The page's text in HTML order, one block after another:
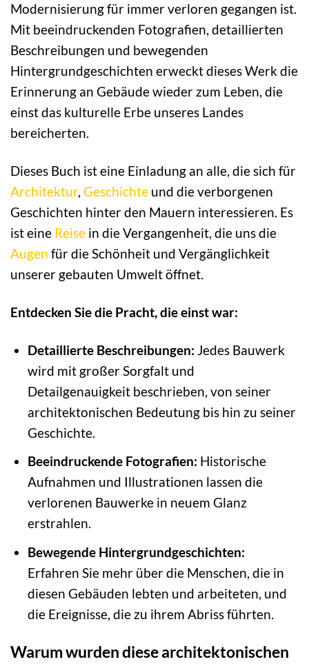
Modernisierung für immer verloren gegangen ist.
Mit beeindruckenden Fotografien, detaillierten
Beschreibungen und bewegenden
Hintergrundgeschichten erweckt dieses Werk die
Erinnerung an Gebäude wieder zum Leben, die
einst das kulturelle Erbe unseres Landes
bereicherten.
Dieses Buch ist eine Einladung an alle, die sich für
Architektur, Geschichte und die verborgenen
Geschichten hinter den Mauern interessieren. Es
ist eine Reise in die Vergangenheit, die uns die
Augen für die Schönheit und Vergänglichkeit
unserer gebauten Umwelt öffnet.
Entdecken Sie die Pracht, die einst war:
Detaillierte Beschreibungen: Jedes Bauwerk
wird mit großer Sorgfalt und
Detailgenauigkeit beschrieben, von seiner
architektonischen Bedeutung bis hin zu seiner
Geschichte.
Beeindruckende Fotografien: Historische
Aufnahmen und Illustrationen lassen die
verlorenen Bauwerke in neuem Glanz
erstrahlen.
Bewegende Hintergrundgeschichten:
Erfahren Sie mehr über die Menschen, die in
diesen Gebäuden lebten und arbeiteten, und
die Ereignisse, die zu ihrem Abriss führten.
Warum wurden diese architektonischen